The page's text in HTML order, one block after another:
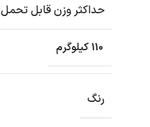
حداکثر وزن قابل تحمل
110 کیلوگرم
رنگ